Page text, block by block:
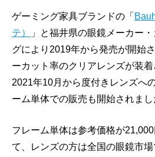
ゲーミング家具ブランドの「
テ）
」と福井県の眼鏡メーカー
グにより2019年から発売が開始
ーカット率のクリアレンズが装
2021年10月から度付きレンズへ
ーム単体での販売も開始されまし
フレーム単体は参考価格が
て、レンズの方は全国の眼鏡市